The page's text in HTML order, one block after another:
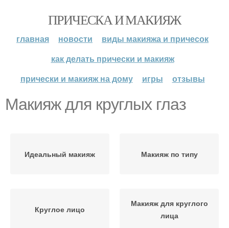
ПРИЧЕСКА И МАКИЯЖ
главная новости
виды макияжа и причесок
как делать прически и макияж
прически и макияж на дому
игры отзывы
Макияж для круглых глаз
Идеальный макияж Макияж по типу
Круглое лицо
Макияж для круглого
лица